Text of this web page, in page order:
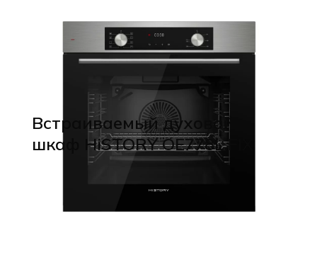
Встраиваемый духовой
шкаф HiSTORY OE778L.FIX